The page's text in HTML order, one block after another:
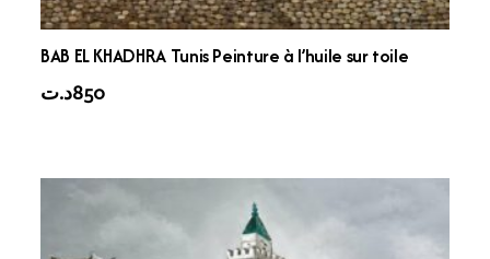
BAB EL KHADHRA Tunis Peinture à l’huile sur toile
850د.ت